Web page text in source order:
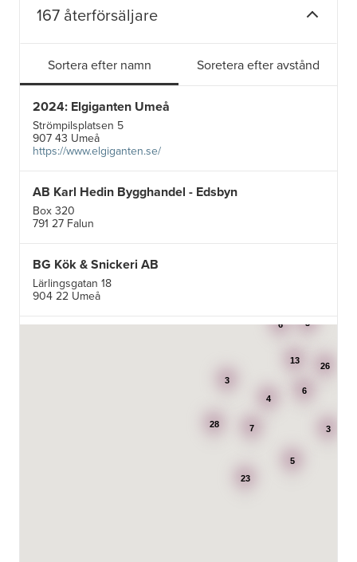
167 återförsäljare
Sortera efter namn Soretera efter avstånd
2024: Elgiganten Umeå
Strömpilsplatsen 5
907 43 Umeå
https://www.elgiganten.se/
AB Karl Hedin Bygghandel - Edsbyn
Box 320
791 27 Falun
BG Kök & Snickeri AB
Lärlingsgatan 18
904 22 Umeå
23
28
26
5
7
6
13
3
4
3
3
6